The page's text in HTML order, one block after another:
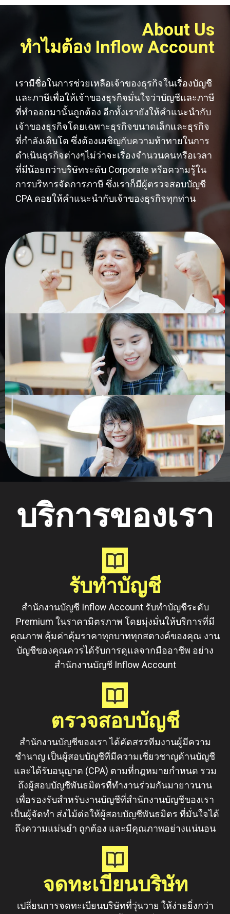
About Us
ทำไมต้อง Inflow Account
เรามีชื่อในการช่วยเหลือเจ้าของธุรกิจในเรื่องบัญชี
และภาษีเพื่อให้เจ้าของธุรกิจมั่นใจว่าบัญชีและภาษี
ที่ทำออกมานั้นถูกต้อง อีกทั้งเรายังให้คำแนะนำกับ
เจ้าของธุรกิจโดยเฉพาะธุรกิจขนาดเล็กและธุรกิจ
ที่กำลังเติบโต ซึ่งต้องเผชิญกับความท้าทายในการ
ดำเนินธุรกิจต่างๆไม่ว่าจะเรื่องจำนวนคนหรือเวลา
ที่มีน้อยกว่าบริษัทระดับ Corporate หรือความรู้ใน
การบริหารจัดการภาษี ซึ่งเราก็มีผู้ตรวจสอบบัญชี
CPA คอยให้คำแนะนำกับเจ้าของธุรกิจทุกท่าน
บริการของเรา
รับทำบัญชี
สำนักงานบัญชี Inflow Account รับทำบัญชีระดับ
Premium ในราคามิตรภาพ โดยมุ่งมั่นให้บริการที่มี
คุณภาพ คุ้มค่าคุ้มราคาทุกบาททุกสตางค์ของคุณ งาน
บัญชีของคุณควรได้รับการดูแลจากมืออาชีพ อย่าง
สำนักงานบัญชี Inflow Account
ตรวจสอบบัญชี
สำนักงานบัญชีของเรา ได้คัดสรรทีมงานผู้มีความ
ชำนาญ เป็นผู้สอบบัญชีที่มีความเชี่ยวชาญด้านบัญชี
และได้รับอนุญาต (CPA) ตามที่กฎหมายกำหนด รวม
ถึงผู้สอบบัญชีพันธมิตรที่ทำงานร่วมกันมายาวนาน
เพื่อรองรับสำหรับงานบัญชีที่สำนักงานบัญชีของเรา
เป็นผู้จัดทำ ส่งไม้ต่อให้ผู้สอบบัญชีพันธมิตร ที่มั่นใจได้
ถึงความแม่นยำ ถูกต้อง และมีคุณภาพอย่างแน่นอน
จดทะเบียนบริษัท
เปลี่ยนการจดทะเบียนบริษัทที่วุ่นวาย ให้ง่ายยิ่งกว่า